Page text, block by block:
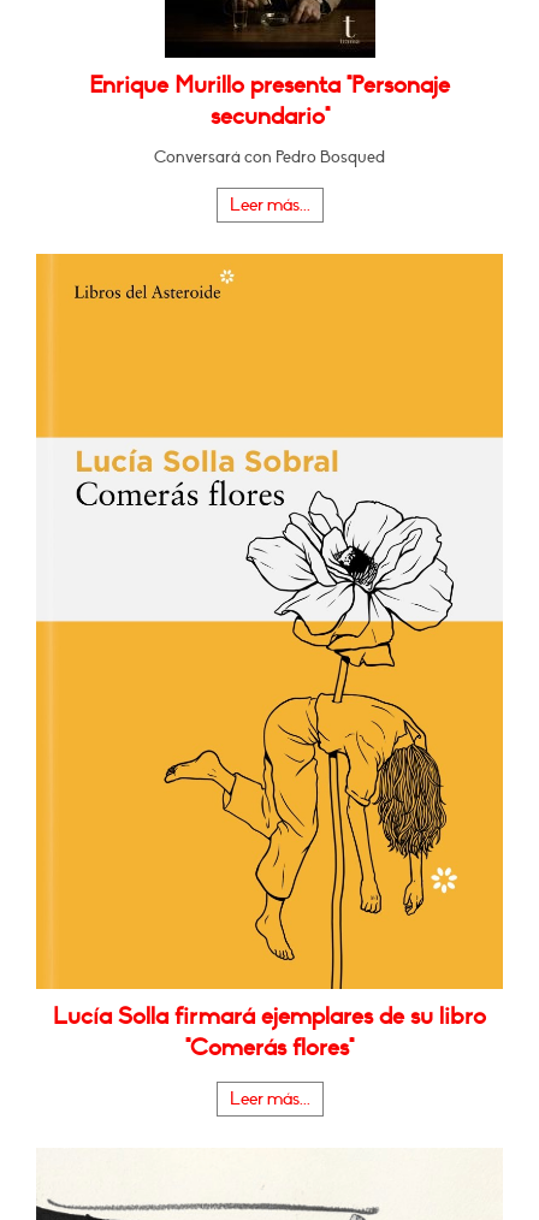
Enrique Murillo presenta "Personaje
secundario"
Conversará con Pedro Bosqued
Leer más...
Lucía Solla firmará ejemplares de su libro
"Comerás flores"
Leer más...